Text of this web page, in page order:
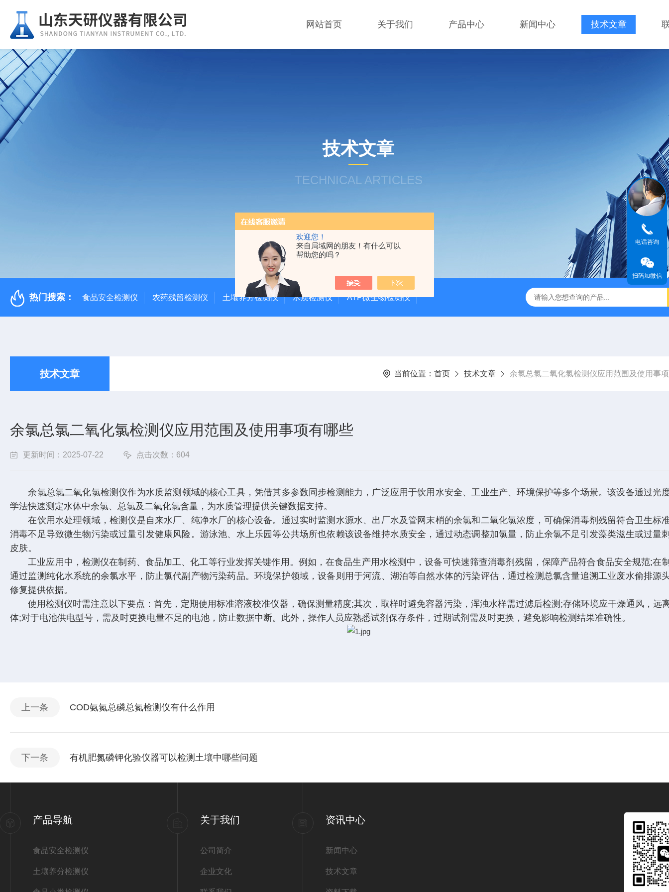
欢迎您！
来自局域网的朋友！有什么可以
帮助您的吗？
网站首页 关于我们 产品中心 新闻中心 技术文章
技术文章
TECHNICAL ARTICLES
热门搜索： 食品安全检测仪 农药残留检测仪 土壤养分检测仪 水质检测仪 ATP微生物检测仪
技术文章 当前位置： 首页 技术文章 余氯总氯二氧化氯检测仪应用范围及使用事
余氯总氯二氧化氯检测仪应用范围及使用事项有哪些
更新时间：2025-07-22 点击次数：604
余氯总氯二氧化氯检测仪作为水质监测领域的核心工具，凭借其多参数同步检测能力，广泛应用于饮用水安全、工业生产、环境保护等多个场景。该设备通过光
学法快速测定水体中余氯、总氯及二氧化氯含量，为水质管理提供关键数据支持。
在饮用水处理领域，检测仪是自来水厂、纯净水厂的核心设备。通过实时监测水源水、出厂水及管网末梢的余氯和二氧化氯浓度，可确保消毒剂残留符合卫生标
消毒不足导致微生物污染或过量引发健康风险。游泳池、水上乐园等公共场所也依赖该设备维持水质安全，通过动态调整加氯量，防止余氯不足引发藻类滋生或过量
皮肤。
工业应用中，检测仪在制药、食品加工、化工等行业发挥关键作用。例如，在食品生产用水检测中，设备可快速筛查消毒剂残留，保障产品符合食品安全规范;在
通过监测纯化水系统的余氯水平，防止氯代副产物污染药品。环境保护领域，设备则用于河流、湖泊等自然水体的污染评估，通过检测总氯含量追溯工业废水偷排源
修复提供依据。
使用检测仪时需注意以下要点：首先，定期使用标准溶液校准仪器，确保测量精度;其次，取样时避免容器污染，浑浊水样需过滤后检测;存储环境应干燥通风，远
体;对于电池供电型号，需及时更换电量不足的电池，防止数据中断。此外，操作人员应熟悉试剂保存条件，过期试剂需及时更换，避免影响检测结果准确性。
上一条 COD氨氮总磷总氮检测仪有什么作用
下一条 有机肥氮磷钾化验仪器可以检测土壤中哪些问题
产品导航
食品安全检测仪
土壤养分检测仪
关于我们
公司简介
企业文化
资讯中心
新闻中心
技术文章
电话咨询
扫码加微信